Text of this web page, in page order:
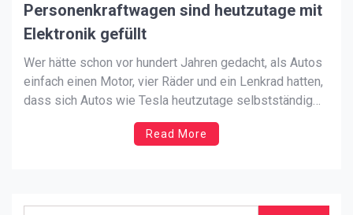
Personenkraftwagen sind heutzutage mit
Elektronik gefüllt
Wer hätte schon vor hundert Jahren gedacht, als Autos
einfach einen Motor, vier Räder und ein Lenkrad hatten,
dass sich Autos wie Tesla heutzutage selbstständig
auf der Straße bewegen oder den Fahrer sogar über
eine mögliche Gefahr informieren können unterwegs,
Read More